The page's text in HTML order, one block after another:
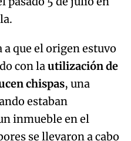
con la utilización de
chispas
estaban
inmueble en el
se llevaron a cabo
necesaria de la
y en un día en que
Potencial (IPP) era